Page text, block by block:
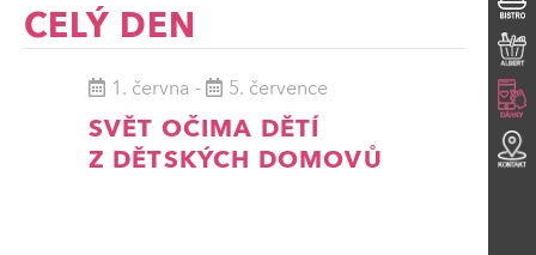
hledání
datum.
CELÝ DEN
1. června - 5. července
SVĚT OČIMA DĚTÍ
Z DĚTSKÝCH DOMOVŮ